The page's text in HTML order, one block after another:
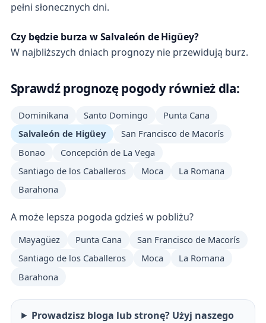
pełni słonecznych dni.
Czy będzie burza w Salvaleón de Higüey?
W najbliższych dniach prognozy nie przewidują burz.
Sprawdź prognozę pogody również dla:
Dominikana Santo Domingo
Punta Cana
Salvaleón de Higüey
San Francisco de Macorís
Bonao
Concepción de La Vega
Santiago de los Caballeros
Moca
La Romana
Barahona
A może lepsza pogoda gdzieś w pobliżu?
Mayagüez Punta Cana
San Francisco de Macorís
Santiago de los Caballeros
Moca
La Romana
Barahona
Prowadzisz bloga lub stronę? Użyj naszego